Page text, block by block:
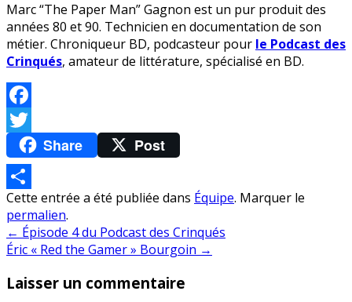
Marc “The Paper Man” Gagnon est un pur produit des
années 80 et 90. Technicien en documentation de son
métier. Chroniqueur BD, podcasteur pour le Podcast des
Crinqués, amateur de littérature, spécialisé en BD.
Facebook
TwitterShare Post
Partager
Cette entrée a été publiée dans Équipe. Marquer le
permalien.
Navigation
de
l’article
← Épisode 4 du Podcast des Crinqués
Éric « Red the Gamer » Bourgoin →
Laisser un commentaire